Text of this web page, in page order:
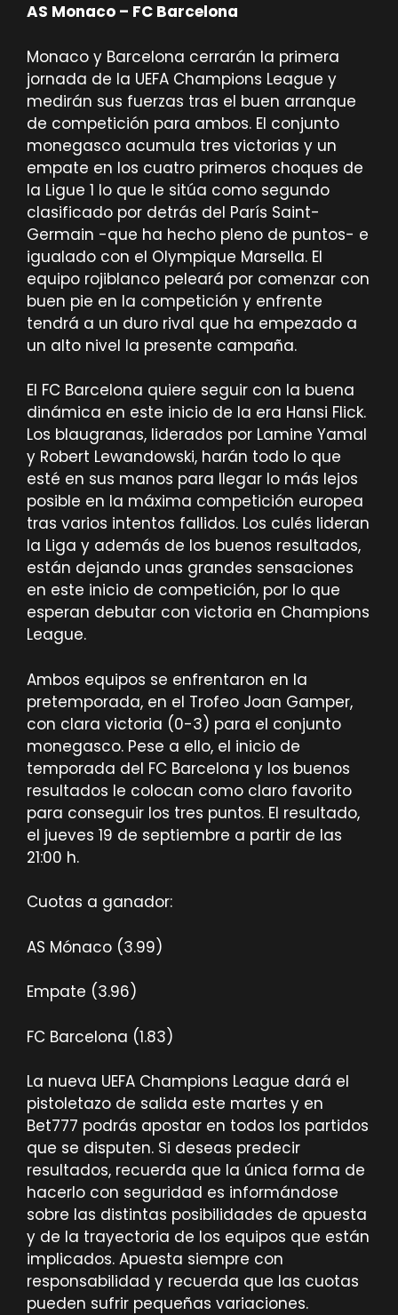
AS Monaco – FC Barcelona
Monaco y Barcelona cerrarán la primera
jornada de la UEFA Champions League y
medirán sus fuerzas tras el buen arranque
de competición para ambos. El conjunto
monegasco acumula tres victorias y un
empate en los cuatro primeros choques de
la Ligue 1 lo que le sitúa como segundo
clasificado por detrás del París Saint-
Germain -que ha hecho pleno de puntos- e
igualado con el Olympique Marsella. El
equipo rojiblanco peleará por comenzar con
buen pie en la competición y enfrente
tendrá a un duro rival que ha empezado a
un alto nivel la presente campaña.
El FC Barcelona quiere seguir con la buena
dinámica en este inicio de la era Hansi Flick.
Los blaugranas, liderados por Lamine Yamal
y Robert Lewandowski, harán todo lo que
esté en sus manos para llegar lo más lejos
posible en la máxima competición europea
tras varios intentos fallidos. Los culés lideran
la Liga y además de los buenos resultados,
están dejando unas grandes sensaciones
en este inicio de competición, por lo que
esperan debutar con victoria en Champions
League.
Ambos equipos se enfrentaron en la
pretemporada, en el Trofeo Joan Gamper,
con clara victoria (0-3) para el conjunto
monegasco. Pese a ello, el inicio de
temporada del FC Barcelona y los buenos
resultados le colocan como claro favorito
para conseguir los tres puntos. El resultado,
el jueves 19 de septiembre a partir de las
21:00 h.
Cuotas a ganador:
AS Mónaco (3.99)
Empate (3.96)
FC Barcelona (1.83)
La nueva UEFA Champions League dará el
pistoletazo de salida este martes y en
Bet777 podrás apostar en todos los partidos
que se disputen. Si deseas predecir
resultados, recuerda que la única forma de
hacerlo con seguridad es informándose
sobre las distintas posibilidades de apuesta
y de la trayectoria de los equipos que están
implicados. Apuesta siempre con
responsabilidad y recuerda que las cuotas
pueden sufrir pequeñas variaciones.